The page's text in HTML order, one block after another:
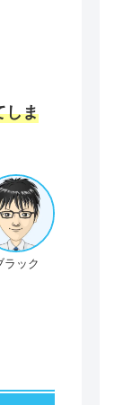
しま
ラック